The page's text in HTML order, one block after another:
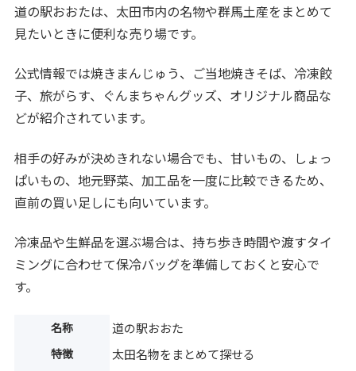
道の駅おおたは、太田市内の名物や群馬土産をまとめて
見たいときに便利な売り場です。
公式情報では焼きまんじゅう、ご当地焼きそば、冷凍餃
子、旅がらす、ぐんまちゃんグッズ、オリジナル商品な
どが紹介されています。
相手の好みが決めきれない場合でも、甘いもの、しょっ
ぱいもの、地元野菜、加工品を一度に比較できるため、
直前の買い足しにも向いています。
冷凍品や生鮮品を選ぶ場合は、持ち歩き時間や渡すタイ
ミングに合わせて保冷バッグを準備しておくと安心で
す。
名称 道の駅おおた
特徴 太田名物をまとめて探せる